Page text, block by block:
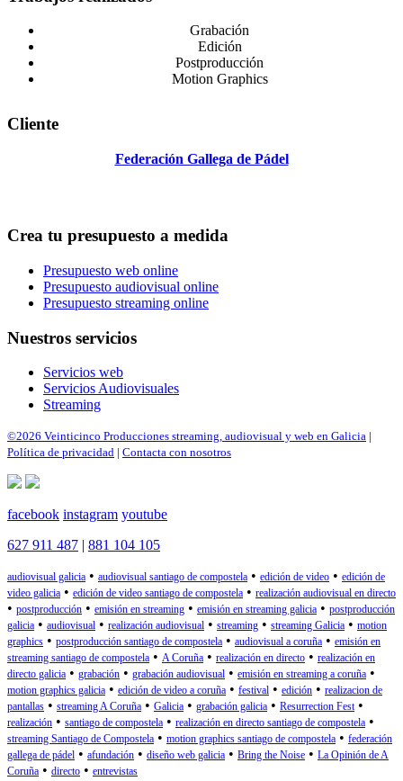
Grabación
Edición
Postproducción
Motion Graphics
Cliente
Federación Gallega de Pádel
Crea tu presupuesto a medida
Presupuesto web online
Presupuesto audiovisual online
Presupuesto streaming online
Nuestros servicios
Servicios web
Servicios Audiovisuales
Streaming
©2026 Veinticinco Producciones streaming, audiovisual y web en Galicia |
Política de privacidad | Contacta con nosotros
facebook instagram youtube
627 911 487 | 881 104 105
audiovisual galicia • audiovisual santiago de compostela • edición de video • edición de
video galicia • edición de video santiago de compostela • realización audiovisual en directo
• postproducción • emisión en streaming • emisión en streaming galicia • postproducción
galicia • audiovisual • realización audiovisual • streaming • streaming Galicia • motion
graphics • postproducción santiago de compostela • audiovisual a coruña • emisión en
streaming santiago de compostela • A Coruña • realización en directo • realización en
directo galicia • grabación • grabación audiovisual • emisión en streaming a coruña •
motion graphics galicia • edición de video a coruña • festival • edición • realizacion de
pantallas • streaming A Coruña • Galicia • grabación galicia • Resurrection Fest •
realización • santiago de compostela • realización en directo santiago de compostela •
streaming Santiago de Compostela • motion graphics santiago de compostela • federación
gallega de pádel • afundación • diseño web galicia • Bring the Noise • La Opinión de A
Coruña • directo • entrevistas